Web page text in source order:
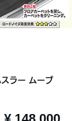
ラー ムーブ